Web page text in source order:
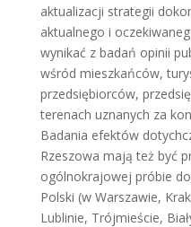
aktualizacji strategii
aktualnego i
wynikać z badań opinii
wśród mieszkańców,
przedsiębiorców,
terenach uznanych za
Badania efektów
Rzeszowa mają też być
ogólnokrajowej próbie
Polski (w Warszawie,
Lublinie, Trójmieście,